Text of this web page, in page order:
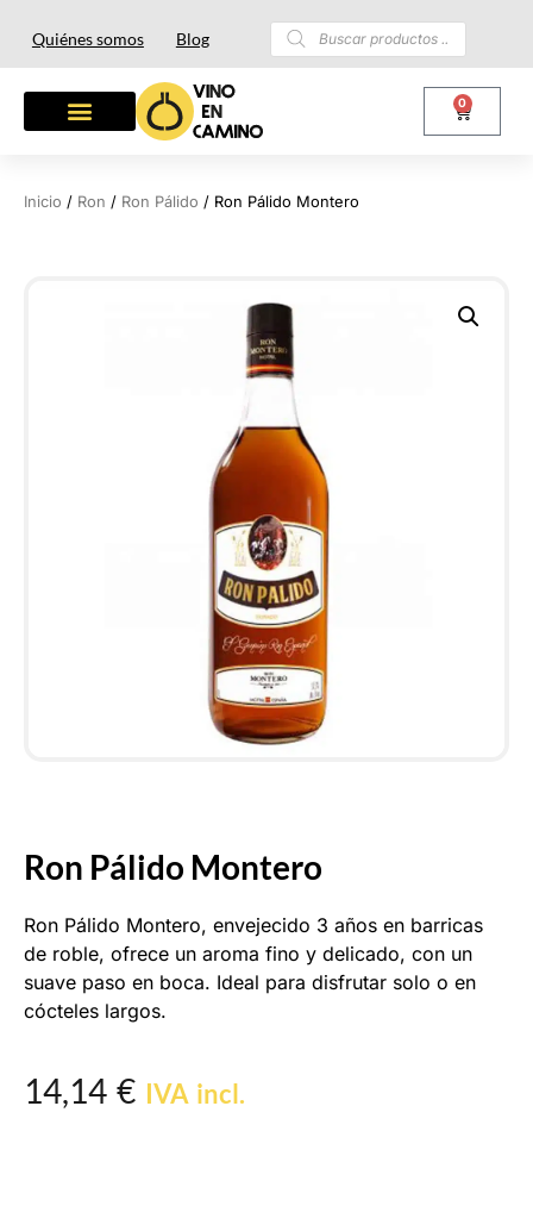
Quiénes somos Blog
0
Inicio / Ron / Ron Pálido / Ron Pálido Montero
Ron Pálido Montero
Ron Pálido Montero, envejecido 3 años en barricas
de roble, ofrece un aroma fino y delicado, con un
suave paso en boca. Ideal para disfrutar solo o en
cócteles largos.
14,14 € IVA incl.